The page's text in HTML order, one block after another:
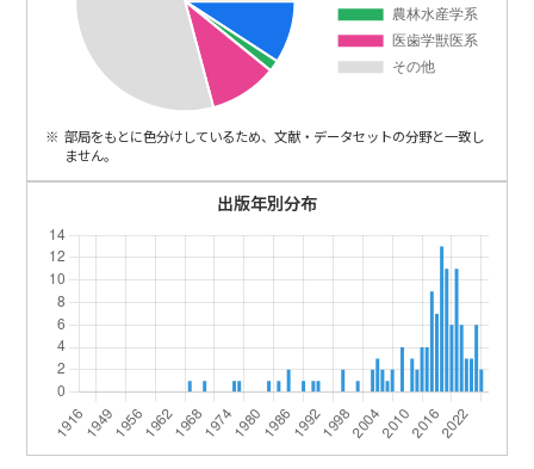
部局をもとに色分けしているため、文献・データセットの分野と一致し
ません。
出版年別分布